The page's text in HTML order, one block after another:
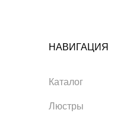
НАВИГАЦИЯ
Каталог
Люстры